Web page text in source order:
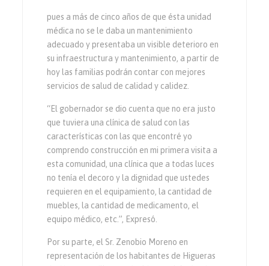
pues a más de cinco años de que ésta unidad
médica no se le daba un mantenimiento
adecuado y presentaba un visible deterioro en
su infraestructura y mantenimiento, a partir de
hoy las familias podrán contar con mejores
servicios de salud de calidad y calidez.
“El gobernador se dio cuenta que no era justo
que tuviera una clínica de salud con las
características con las que encontré yo
comprendo construcción en mi primera visita a
esta comunidad, una clínica que a todas luces
no tenía el decoro y la dignidad que ustedes
requieren en el equipamiento, la cantidad de
muebles, la cantidad de medicamento, el
equipo médico, etc.”, Expresó.
Por su parte, el Sr. Zenobio Moreno en
representación de los habitantes de Higueras